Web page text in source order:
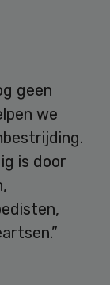
geen
we
is door